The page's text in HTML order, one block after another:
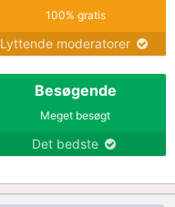
100% gratis
Lyttende moderatorer
Besøgende
Meget besøgt
Det bedste